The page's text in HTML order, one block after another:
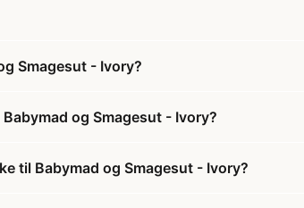
Smagesut - Ivory?
og Smagesut - Ivory?
til Babymad og Smagesut - Ivory?